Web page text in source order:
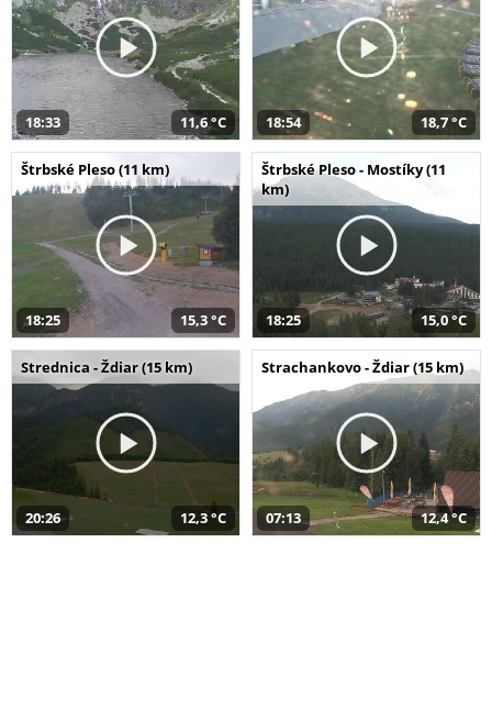
18:33 11,6 °C 18:54 18,7 °C
Štrbské Pleso (11 km)
18:25 15,3 °C
Štrbské Pleso - Mostíky (11
km)
18:25 15,0 °C
Strednica - Ždiar (15 km)
20:26 12,3 °C
Strachankovo - Ždiar (15 km)
07:13 12,4 °C